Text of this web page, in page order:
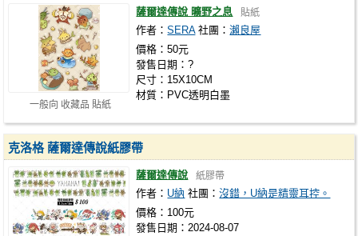
一般向 收藏品 貼紙
薩爾達傳說 曠野之息 貼紙
作者：SERA 社團：瀨良屋
價格：50元
發售日期：?
尺寸：15X10CM
材質：PVC透明白墨
克洛格 薩爾達傳說紙膠帶
薩爾達傳說 紙膠帶
作者： U納 社團：沒錯，U納是精靈耳控。
價格：100元
發售日期：2024-08-07